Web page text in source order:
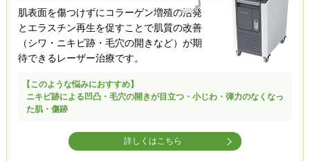
肌表面を傷つけずにコラーゲン増殖の活発
とエラスチン再生を促すことで肌質の改善
（シワ・ニキビ跡・毛穴の開きなど）が期
待できるレーザー治療です。
【このような悩みにおすすめ】
ニキビ跡による凹凸・毛穴の開きが目立つ・小じわ・弾力のなくなっ
た肌・傷跡
詳しくはこちら